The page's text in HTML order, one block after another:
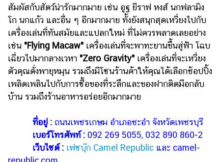
สัมผัสกับสัตว์น่ารักมากมาย เช่น อูฐ ยีราฟ หงส์ นกฟลามิง
โก นกแก้ว และอื่น ๆ อีกมากมาย ทั้งยังสนุกสุดเหวี่ยงไปกับ
เครื่องเล่นที่ทันสมัยและแปลกใหม่ ที่ไม่ควรพลาดเลยอย่าง
เช่น "Flying Macaw" เครื่องเล่นที่จะพาทะยานขึ้นสู่ฟ้า โฉบ
เฉี่ยวไปมากลางเวหา "Zero Gravity" เครื่องเล่นที่จะเหวี่ยง
ตัวคุณดั่งพายุหมุน รวมถึงมีโซนร้านค้าให้คุณได้เลือกช้อปปิ้ง
เพลิดเพลินไปกับการซื้อของที่ระลึกและของฝากติดมือกลับ
บ้าน รวมถึงร้านอาหารอร่อยอีกมากมาย
ที่อยู่ : ถนนเพชรเกษม อำเภอชะอำ จังหวัดเพชรบุรี
เบอร์โทรศัพท์ : 092 269 5055, 032 890 860-2
เว็บไซต์ : เฟซบุ๊ก Camel Republic และ camel-